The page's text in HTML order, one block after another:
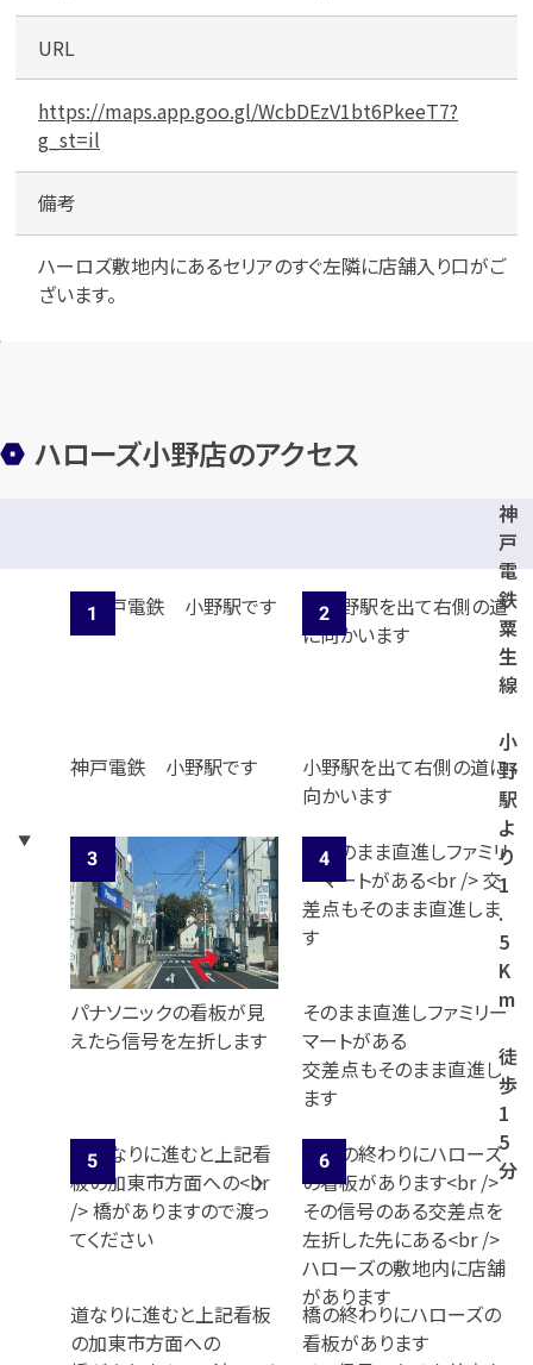
URL
https://maps.app.goo.gl/WcbDEzV1bt6PkeeT7?
g_st=il
備考
ハーロズ敷地内にあるセリアのすぐ左隣に店舗入り口がご
ざいます。
ハローズ小野店のアクセス
神
戸
電
鉄
粟
生
線
小
野
駅
よ
り
1
.
5
K
m
徒
歩
1
5
分
神戸電鉄 小野駅です
小野駅を出て右側の道に
向かいます
パナソニックの看板が見
えたら信号を左折します
そのまま直進しファミリー
マートがある
交差点もそのまま直進し
ます
道なりに進むと上記看板
の加東市方面への
橋の終わりにハローズの
看板があります